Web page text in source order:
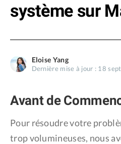
BuhoRepair
BuhoLaunchpad
Blog
Support
Conditions générales
système sur
Eloise Yang
Dernière mise à jour : 18
Avant de
Pour résoudre votre
trop volumineuses, nous